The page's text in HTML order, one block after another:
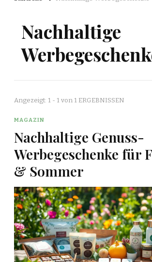
Nachhaltige
Angezeigt: 1 - 1 von 1 ERGEBNISSEN
MAGAZIN
Nachhaltige Genuss-
Werbegeschenke für
& Sommer